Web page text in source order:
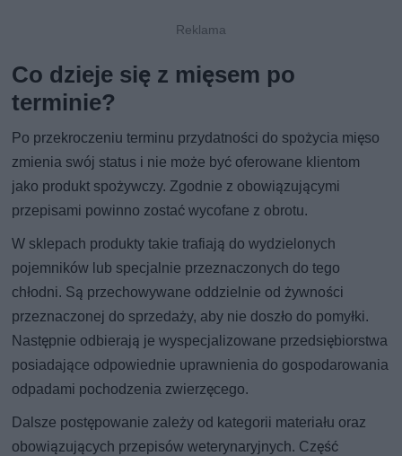
Co dzieje się z mięsem po
terminie?
Po przekroczeniu terminu przydatności do spożycia mięso
zmienia swój status i nie może być oferowane klientom
jako produkt spożywczy. Zgodnie z obowiązującymi
przepisami powinno zostać wycofane z obrotu.
W sklepach produkty takie trafiają do wydzielonych
pojemników lub specjalnie przeznaczonych do tego
chłodni. Są przechowywane oddzielnie od żywności
przeznaczonej do sprzedaży, aby nie doszło do pomyłki.
Następnie odbierają je wyspecjalizowane przedsiębiorstwa
posiadające odpowiednie uprawnienia do gospodarowania
odpadami pochodzenia zwierzęcego.
Dalsze postępowanie zależy od kategorii materiału oraz
obowiązujących przepisów weterynaryjnych. Część